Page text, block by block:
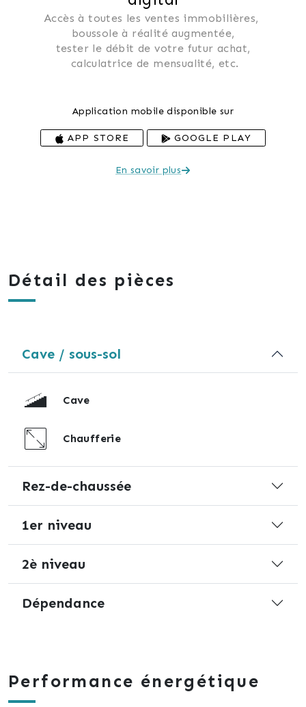
Accès à toutes les ventes immobilières,
boussole à réalité augmentée,
tester le débit de votre futur achat,
calculatrice de mensualité, etc.
Application mobile disponible sur
APP STORE GOOGLE PLAY
En savoir plus
Détail des pièces
Cave / sous-sol
Cave
Chaufferie
Rez-de-chaussée
1er niveau
2è niveau
Dépendance
Performance énergétique